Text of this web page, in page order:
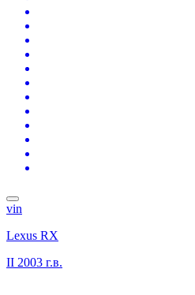
vin
Lexus RX
II 2003 г.в.